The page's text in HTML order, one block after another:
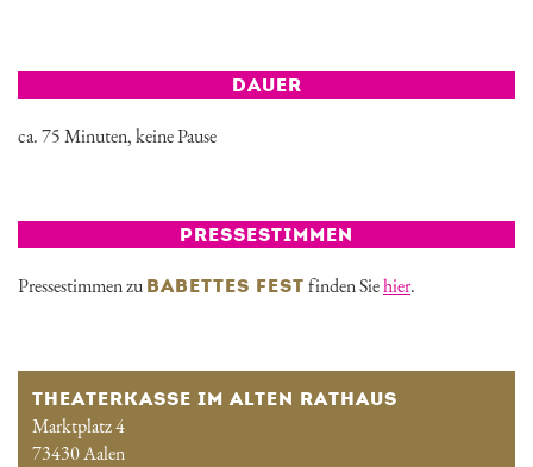
DAUER
ca. 75 Minuten, keine Pause
PRESSESTIMMEN
Pressestimmen zu BABETTES FEST finden Siehier.
THEATERKASSE IM ALTEN RATHAUS
Marktplatz 4
73430 Aalen